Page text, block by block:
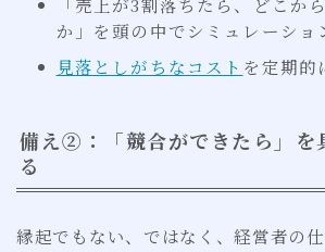
か」を頭の中でシミュレーショ
見落としがちなコスト を定期的
備え②：「競合ができたら」を
る
縁起でもない、ではなく、経営者の